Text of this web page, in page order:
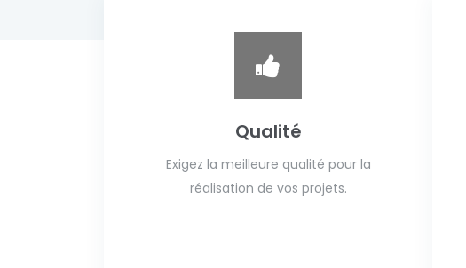
Qualité
Exigez la meilleure qualité pour la
réalisation de vos projets.